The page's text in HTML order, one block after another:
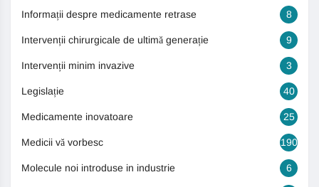
Informații despre medicamente retrase 8
Intervenții chirurgicale de ultimă generație 9
Intervenții minim invazive 3
Legislație 40
Medicamente inovatoare 25
Medicii vă vorbesc 190
Molecule noi introduse in industrie 6